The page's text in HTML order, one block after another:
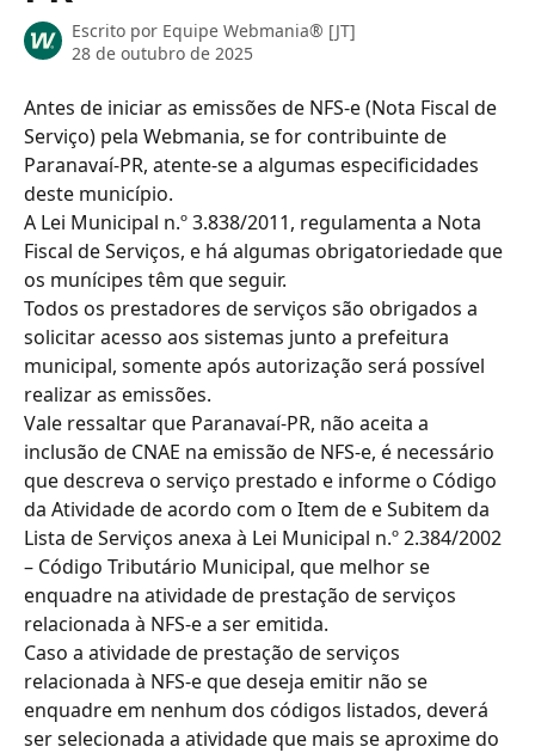
Escrito por Equipe Webmania® [JT]
28 de outubro de 2025
Antes de iniciar as emissões de NFS-e (Nota Fiscal de
Serviço) pela Webmania, se for contribuinte de
Paranavaí-PR, atente-se a algumas especificidades
deste município.
A Lei Municipal n.º 3.838/2011, regulamenta a Nota
Fiscal de Serviços, e há algumas obrigatoriedade que
os munícipes têm que seguir.
Todos os prestadores de serviços são obrigados a
solicitar acesso aos sistemas junto a prefeitura
municipal, somente após autorização será possível
realizar as emissões.
Vale ressaltar que Paranavaí-PR, não aceita a
inclusão de CNAE na emissão de NFS-e, é necessário
que descreva o serviço prestado e informe o Código
da Atividade de acordo com o Item de e Subitem da
Lista de Serviços anexa à Lei Municipal n.º 2.384/2002
– Código Tributário Municipal, que melhor se
enquadre na atividade de prestação de serviços
relacionada à NFS-e a ser emitida.
Caso a atividade de prestação de serviços
relacionada à NFS-e que deseja emitir não se
enquadre em nenhum dos códigos listados, deverá
ser selecionada a atividade que mais se aproxime do